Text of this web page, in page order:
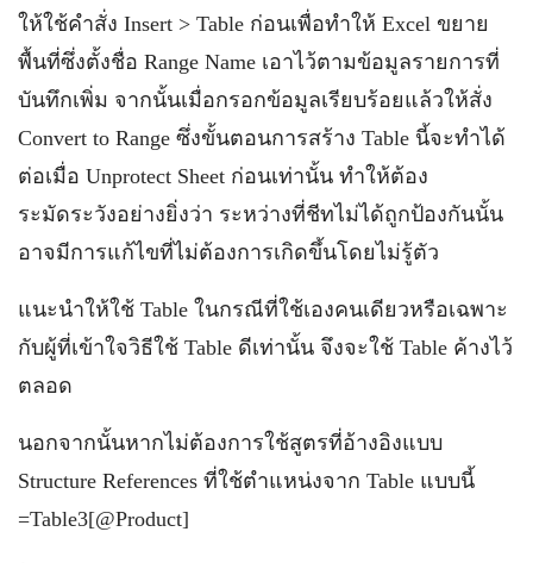
ให้ใช้คำสั่ง Insert > Table ก่อนเพื่อทำให้ Excel ขยาย
พื้นที่ซึ่งตั้งชื่อ Range Name เอาไว้ตามข้อมูลรายการที่
บันทึกเพิ่ม จากนั้นเมื่อกรอกข้อมูลเรียบร้อยแล้วให้สั่ง
Convert to Range ซึ่งขั้นตอนการสร้าง Table นี้จะทำได้
ต่อเมื่อ Unprotect Sheet ก่อนเท่านั้น ทำให้ต้อง
ระมัดระวังอย่างยิ่งว่า ระหว่างที่ชีทไม่ได้ถูกป้องกันนั้น
อาจมีการแก้ไขที่ไม่ต้องการเกิดขึ้นโดยไม่รู้ตัว
แนะนำให้ใช้ Table ในกรณีที่ใช้เองคนเดียวหรือเฉพาะ
กับผู้ที่เข้าใจวิธีใช้ Table ดีเท่านั้น จึงจะใช้ Table ค้างไว้
ตลอด
นอกจากนั้นหากไม่ต้องการใช้สูตรที่อ้างอิงแบบ
Structure References ที่ใช้ตำแหน่งจาก Table แบบนี้
=Table3[@Product]